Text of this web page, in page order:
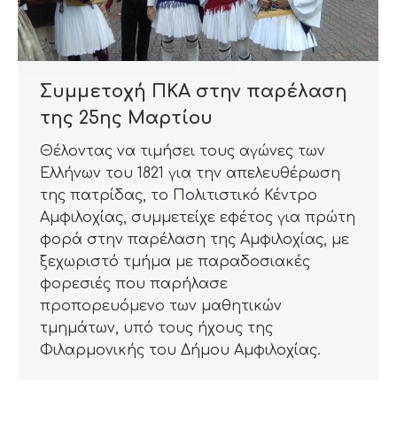
Συμμετοχή ΠΚΑ στην παρέλαση
της 25ης Μαρτίου
Θέλοντας να τιμήσει τους αγώνες των
Ελλήνων του 1821 για την απελευθέρωση
της πατρίδας, το Πολιτιστικό Κέντρο
Αμφιλοχίας, συμμετείχε εφέτος για πρώτη
φορά στην παρέλαση της Αμφιλοχίας, με
ξεχωριστό τμήμα με παραδοσιακές
φορεσιές που παρήλασε
προπορευόμενο των μαθητικών
τμημάτων, υπό τους ήχους της
Φιλαρμονικής του Δήμου Αμφιλοχίας.